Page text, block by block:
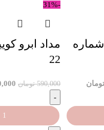
شماره
تومان
-31%
مداد ابرو
22
590,000 تومان